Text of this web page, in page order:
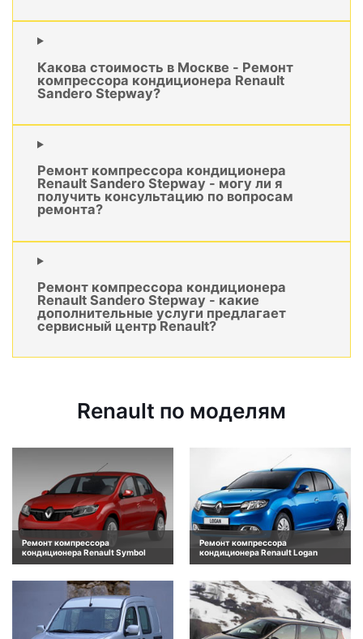
Какова стоимость в Москве - Ремонт
компрессора кондиционера Renault
Sandero Stepway?
Ремонт компрессора кондиционера
Renault Sandero Stepway - могу ли я
получить консультацию по вопросам
ремонта?
Ремонт компрессора кондиционера
Renault Sandero Stepway - какие
дополнительные услуги предлагает
сервисный центр Renault?
Renault по моделям
Ремонт компрессора
кондиционера Renault Symbol
Ремонт компрессора
кондиционера Renault Logan